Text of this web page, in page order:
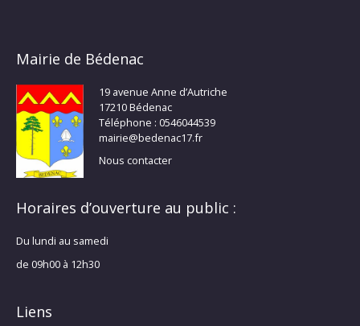
Mairie de Bédenac
19 avenue Anne d’Autriche
17210 Bédenac
Téléphone : 0546044539
mairie@bedenac17.fr
Nous contacter
Horaires d’ouverture au public :
Du lundi au samedi
de 09h00 à 12h30
Liens